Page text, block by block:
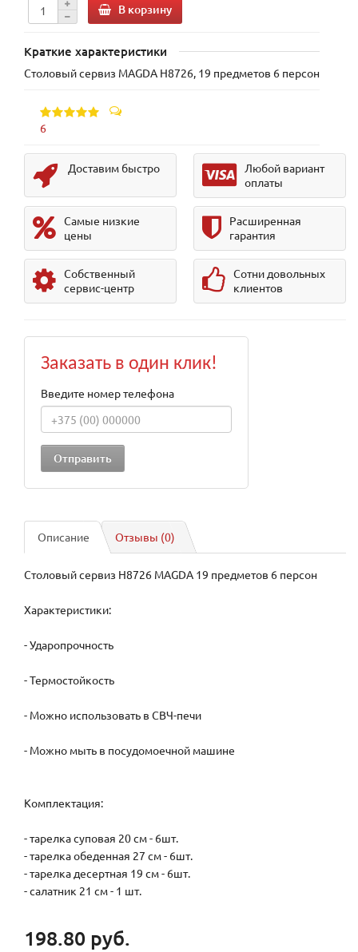
В корзину
Краткие характеристики
Столовый сервиз MAGDA H8726, 19 предметов 6 персон
6
Доставим быстро
Любой вариант
оплаты
Самые низкие
цены
Расширенная
гарантия
Собственный
сервис-центр
Сотни довольных
клиентов
Заказать в один клик!
Введите номер телефона
Описание Отзывы (0)
Столовый сервиз H8726 MAGDA 19 предметов 6 персон
Характеристики:
- Ударопрочность
- Термостойкость
- Можно использовать в СВЧ-печи
- Можно мыть в посудомоечной машине
Комплектация:
- тарелка суповая 20 см - 6шт.
- тарелка обеденная 27 см - 6шт.
- тарелка десертная 19 см - 6шт.
- салатник 21 см - 1 шт.
198.80 руб.